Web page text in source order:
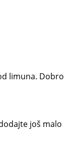
limuna. Dobro
još malo